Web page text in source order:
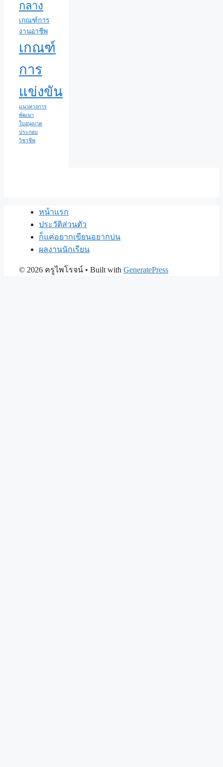
กลาง
เกณฑ์การ
งานอาชีพ
เกณฑ์
การ
แข่งขัน
แนวทางการ
พัฒนา
ใบอนุญาต
ประกอบ
วิชาชีพ
หน้าแรก
ประวัติส่วนตัว
ก็แค่อยากเขียนอยากบ่น
ผลงานนักเรียน
© 2026 ครูไพโรจน์ • Built with GeneratePress